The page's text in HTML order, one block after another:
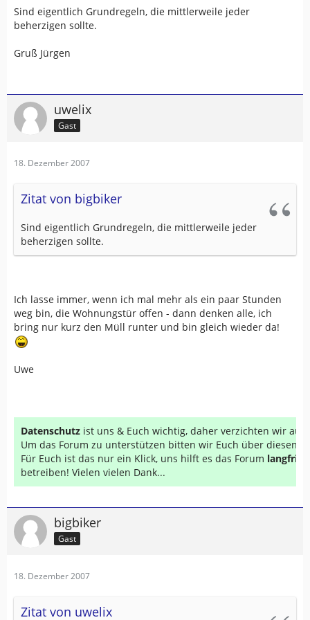
Sind eigentlich Grundregeln, die mittlerweile jeder
beherzigen sollte.
Gruß Jürgen
uwelix
Gast
18. Dezember 2007
Zitat von bigbiker
Sind eigentlich Grundregeln, die mittlerweile jeder
beherzigen sollte.
Ich lasse immer, wenn ich mal mehr als ein paar Stunden
weg bin, die Wohnungstür offen - dann denken alle, ich
bring nur kurz den Müll runter und bin gleich wieder da!
Uwe
Datenschutz ist uns & Euch wichtig, daher verzichten wir auf
Um das Forum zu unterstützen bitten wir Euch über diesen
Für Euch ist das nur ein Klick, uns hilft es das Forum
betreiben! Vielen vielen Dank...
bigbiker
Gast
18. Dezember 2007
Zitat von uwelix